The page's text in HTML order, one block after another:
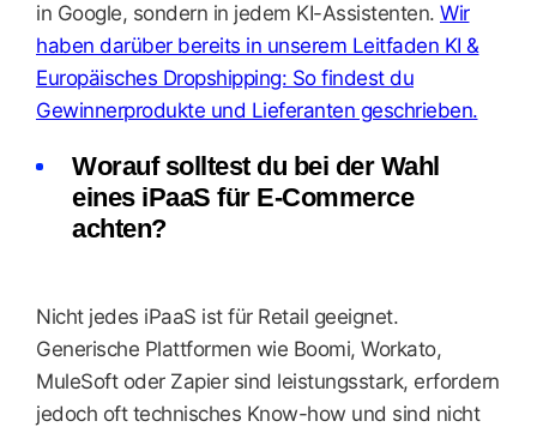
in Google, sondern in jedem KI-Assistenten. Wir
haben darüber bereits in unserem Leitfaden KI &
Europäisches Dropshipping: So findest du
Gewinnerprodukte und Lieferanten geschrieben.
Worauf solltest du bei der Wahl
eines iPaaS für E-Commerce
achten?
Nicht jedes iPaaS ist für Retail geeignet.
Generische Plattformen wie Boomi, Workato,
MuleSoft oder Zapier sind leistungsstark, erfordern
jedoch oft technisches Know-how und sind nicht